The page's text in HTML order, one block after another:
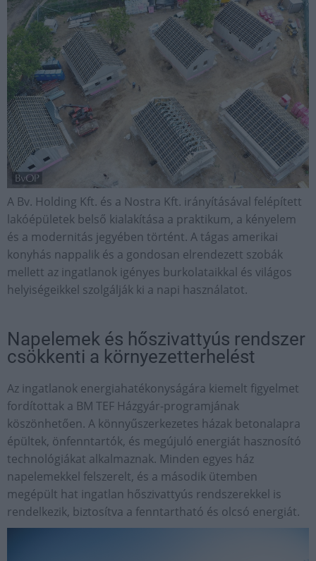
A Bv. Holding Kft. és a Nostra Kft. irányításával felépített
lakóépületek belső kialakítása a praktikum, a kényelem
és a modernitás jegyében történt. A tágas amerikai
konyhás nappalik és a gondosan elrendezett szobák
mellett az ingatlanok igényes burkolataikkal és világos
helyiségeikkel szolgálják ki a napi használatot.
Napelemek és hőszivattyús rendszer
csökkenti a környezetterhelést
Az ingatlanok energiahatékonyságára kiemelt figyelmet
fordítottak a BM TEF Házgyár-programjának
köszönhetően. A könnyűszerkezetes házak betonalapra
épültek, önfenntartók, és megújuló energiát hasznosító
technológiákat alkalmaznak. Minden egyes ház
napelemekkel felszerelt, és a második ütemben
megépült hat ingatlan hőszivattyús rendszerekkel is
rendelkezik, biztosítva a fenntartható és olcsó energiát.